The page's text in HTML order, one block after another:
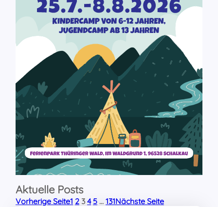
Aktuelle Posts
Vorherige Seite1 2 3 4 5 … 131Nächste Seite